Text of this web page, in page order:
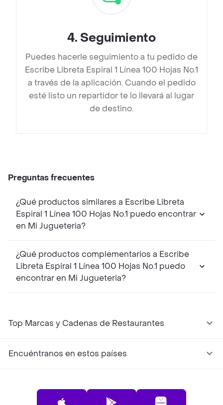
4. Seguimiento
Puedes hacerle seguimiento a tu pedido de
Escribe Libreta Espiral 1 Línea 100 Hojas No.1
a través de la aplicación. Cuando el pedido
esté listo un repartidor te lo llevará al lugar
de destino.
Preguntas frecuentes
¿Qué productos similares a Escribe Libreta
Espiral 1 Línea 100 Hojas No.1 puedo encontrar
en Mi Jugueteria?
¿Qué productos complementarios a Escribe
Libreta Espiral 1 Línea 100 Hojas No.1 puedo
encontrar en Mi Jugueteria?
Top Marcas y Cadenas de Restaurantes
Encuéntranos en estos países